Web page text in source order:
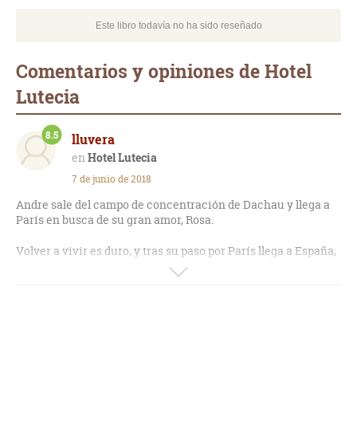
Este libro todavía no ha sido reseñado
Comentarios y opiniones de Hotel
Lutecia
lluvera
Hotel Lutecia
8.5
7 de junio de 2018
Andre sale del campo de concentración de Dachau y llega a
París en busca de su gran amor, Rosa.
Volver a vivir es duro, y tras su paso por París llega a España,
una España que está envuelta en la época de la dictadura.